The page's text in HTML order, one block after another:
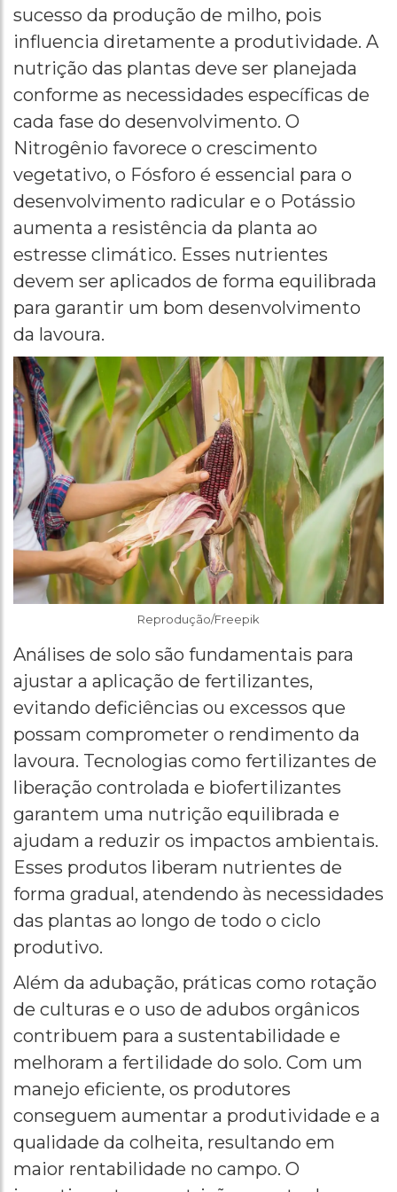
sucesso da produção de milho, pois
influencia diretamente a produtividade. A
nutrição das plantas deve ser planejada
conforme as necessidades específicas de
cada fase do desenvolvimento. O
Nitrogênio favorece o crescimento
vegetativo, o Fósforo é essencial para o
desenvolvimento radicular e o Potássio
aumenta a resistência da planta ao
estresse climático. Esses nutrientes
devem ser aplicados de forma equilibrada
para garantir um bom desenvolvimento
da lavoura.
Reprodução/Freepik
Análises de solo são fundamentais para
ajustar a aplicação de fertilizantes,
evitando deficiências ou excessos que
possam comprometer o rendimento da
lavoura. Tecnologias como fertilizantes de
liberação controlada e biofertilizantes
garantem uma nutrição equilibrada e
ajudam a reduzir os impactos ambientais.
Esses produtos liberam nutrientes de
forma gradual, atendendo às necessidades
das plantas ao longo de todo o ciclo
produtivo.
Além da adubação, práticas como rotação
de culturas e o uso de adubos orgânicos
contribuem para a sustentabilidade e
melhoram a fertilidade do solo. Com um
manejo eficiente, os produtores
conseguem aumentar a produtividade e a
qualidade da colheita, resultando em
maior rentabilidade no campo. O